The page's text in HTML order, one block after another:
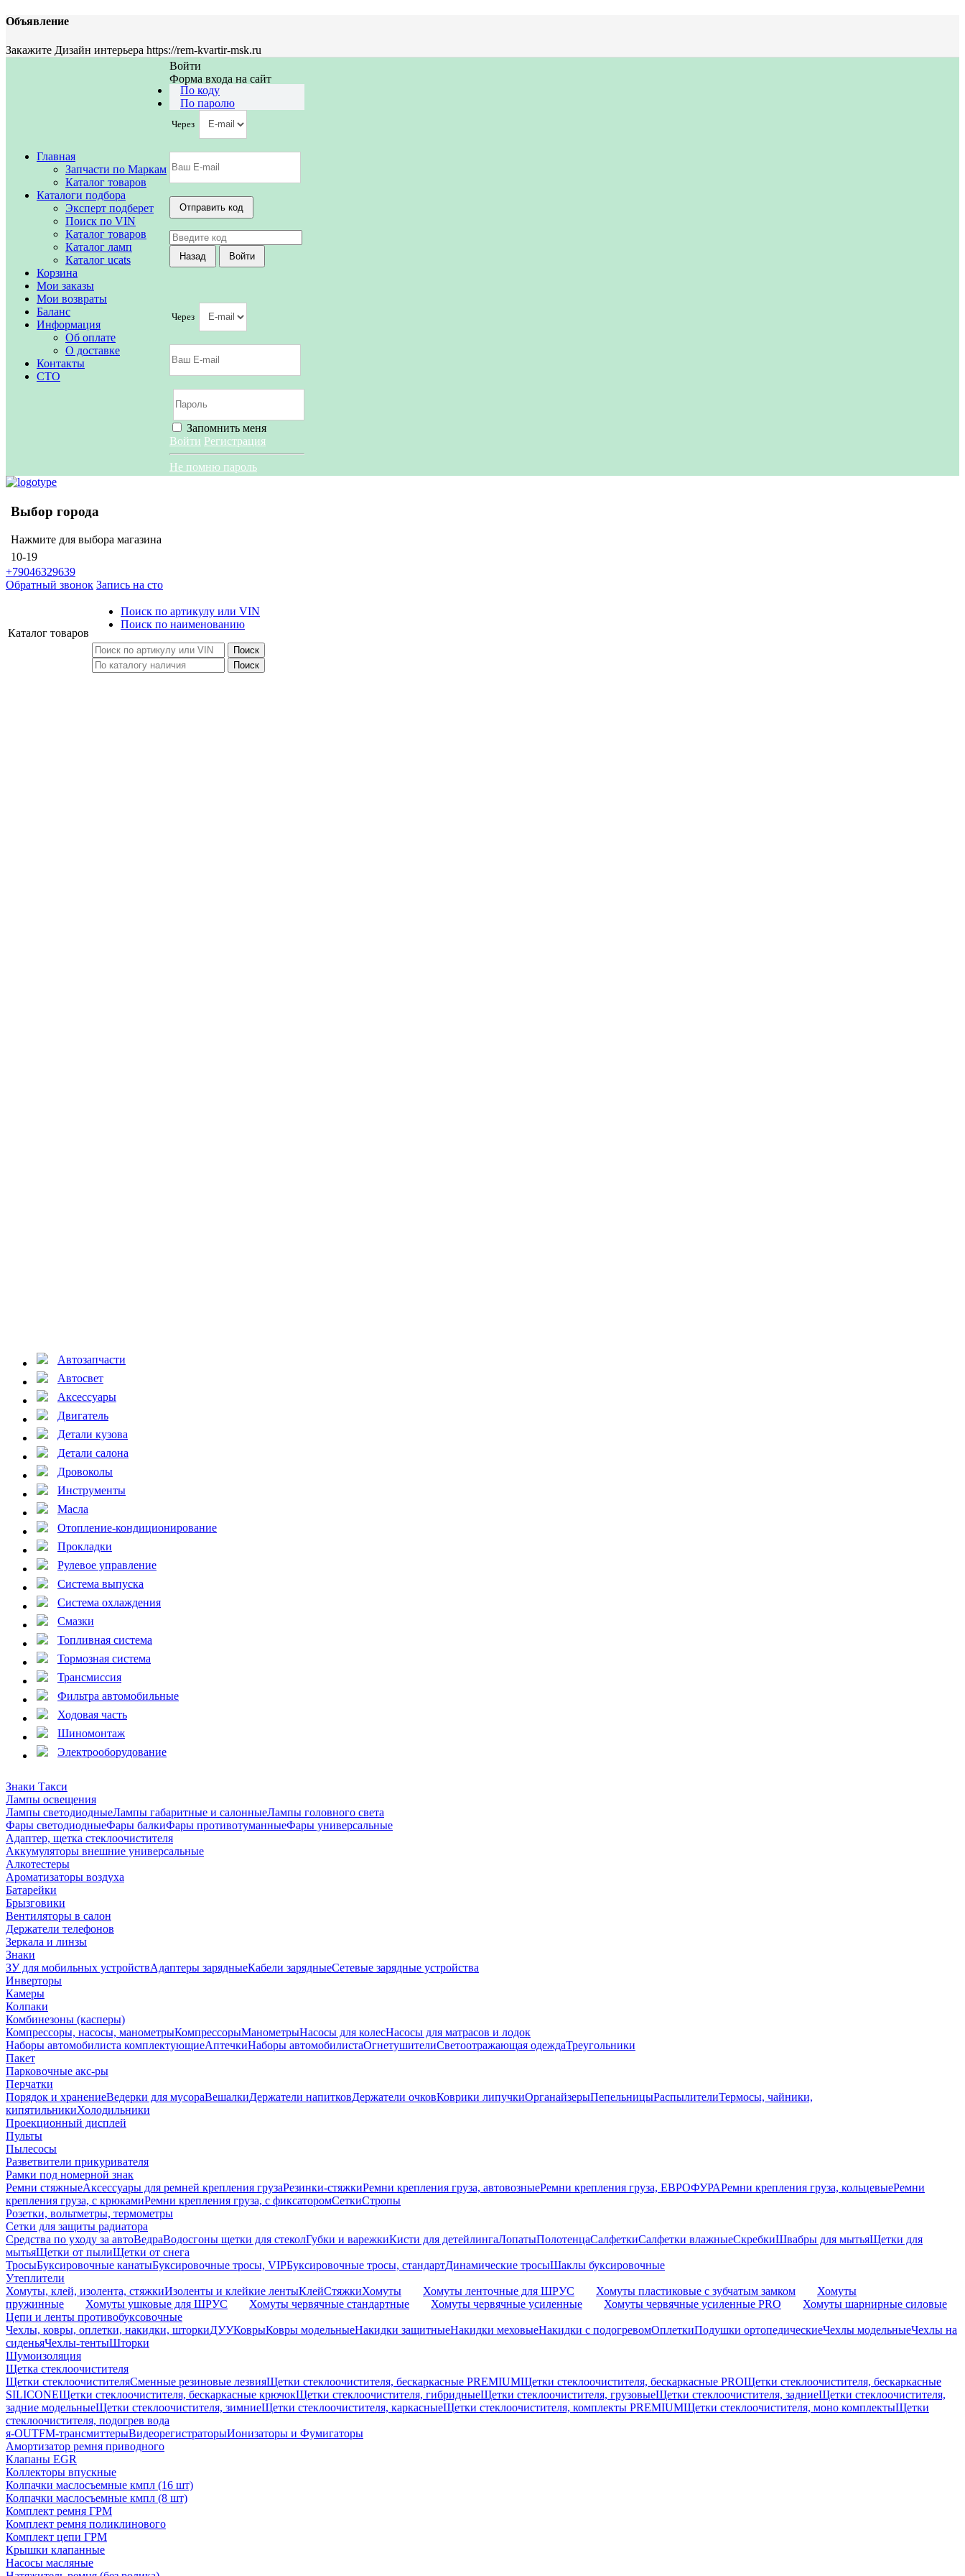
Объявление
Закажите Дизайн интерьера https://rem-kvartir-msk.ru
Главная
Запчасти по Маркам
Каталог товаров
Каталоги подбора
Эксперт подберет
Поиск по VIN
Каталог товаров
Каталог ламп
Каталог ucats
Корзина
Мои заказы
Мои возвраты
Баланс
Информация
Об оплате
О доставке
Контакты
СТО
Войти
Форма входа на сайт
По коду
По паролю
Через
Через
Запомнить меня
Войти Регистрация
Не помню пароль
Выбор города
Нажмите для выбора магазина
10-19
+79046329639
Обратный звонок Запись на сто
Каталог товаров
Поиск по артикулу или VIN
Поиск по наименованию
Поиск
Поиск
Автозапчасти
Автосвет
Аксессуары
Двигатель
Детали кузова
Детали салона
Дровоколы
Инструменты
Масла
Отопление-кондиционирование
Прокладки
Рулевое управление
Система выпуска
Система охлаждения
Смазки
Топливная система
Тормозная система
Трансмиссия
Фильтра автомобильные
Ходовая часть
Шиномонтаж
Электрооборудование
Знаки Такси
Лампы освещения
Лампы светодиодныеЛампы габаритные и салонныеЛампы головного света
Фары светодиодныеФары балкиФары противотуманныеФары универсальные
Адаптер, щетка стеклоочистителя
Аккумуляторы внешние универсальные
Алкотестеры
Ароматизаторы воздуха
Батарейки
Брызговики
Вентиляторы в салон
Держатели телефонов
Зеркала и линзы
Знаки
ЗУ для мобильных устройствАдаптеры зарядныеКабели зарядныеСетевые зарядные устройства
Инверторы
Камеры
Колпаки
Комбинезоны (касперы)
Компрессоры, насосы, манометрыКомпрессорыМанометрыНасосы для колесНасосы для матрасов и лодок
Наборы автомобилиста комплектующиеАптечкиНаборы автомобилистаОгнетушителиСветоотражающая одеждаТреугольники
Пакет
Парковочные акс-ры
Перчатки
Порядок и хранениеВедерки для мусораВешалкиДержатели напитковДержатели очковКоврики липучкиОрганайзерыПепельницыРаспылителиТермосы, чайники,
кипятильникиХолодильники
Проекционный дисплей
Пульты
Пылесосы
Разветвители прикуривателя
Рамки под номерной знак
Ремни стяжныеАксессуары для ремней крепления грузаРезинки-стяжкиРемни крепления груза, автовозныеРемни крепления груза, ЕВРОФУРАРемни крепления груза, кольцевыеРемни
крепления груза, с крюкамиРемни крепления груза, с фиксаторомСеткиСтропы
Розетки, вольтметры, термометры
Сетки для защиты радиатора
Средства по уходу за автоВедраВодосгоны щетки для стеколГубки и варежкиКисти для детейлингаЛопатыПолотенцаСалфеткиСалфетки влажныеСкребкиШвабры для мытьяЩетки для
мытьяЩетки от пылиЩетки от снега
ТросыБуксировочные канатыБуксировочные тросы, VIPБуксировочные тросы, стандартДинамические тросыШаклы буксировочные
Утеплители
Хомуты, клей, изолента, стяжкиИзоленты и клейкие лентыКлейСтяжкиХомуты Хомуты ленточные для ШРУС Хомуты пластиковые с зубчатым замком
Хомуты
пружинные
Хомуты ушковые для ШРУС Хомуты червячные стандартные Хомуты червячные усиленные Хомуты червячные усиленные PRO
Хомуты шарнирные силовые
Цепи и ленты противобуксовочные
Чехлы, ковры, оплетки, накидки, шторкиДУУКоврыКовры модельныеНакидки защитныеНакидки меховыеНакидки с подогревомОплеткиПодушки ортопедическиеЧехлы модельныеЧехлы на
сиденьяЧехлы-тентыШторки
Шумоизоляция
Щетка стеклоочистителя
Щетки стеклоочистителяСменные резиновые лезвияЩетки стеклоочистителя, бескаркасные PREMIUMЩетки стеклоочистителя, бескаркасные PROЩетки стеклоочистителя, бескаркасные
SILICONEЩетки стеклоочистителя, бескаркасные крючокЩетки стеклоочистителя, гибридныеЩетки стеклоочистителя, грузовыеЩетки стеклоочистителя, задниеЩетки стеклоочистителя,
задние модельныеЩетки стеклоочистителя, зимниеЩетки стеклоочистителя, каркасныеЩетки стеклоочистителя, комплекты PREMIUMЩетки стеклоочистителя, моно комплектыЩетки
стеклоочистителя, подогрев вода
я-OUTFM-трансмиттерыВидеорегистраторыИонизаторы и Фумигаторы
Амортизатор ремня приводного
Клапаны EGR
Коллекторы впускные
Колпачки маслосъемные кмпл (16 шт)
Колпачки маслосъемные кмпл (8 шт)
Комплект ремня ГРМ
Комплект ремня поликлинового
Комплект цепи ГРМ
Крышки клапанные
Насосы масляные